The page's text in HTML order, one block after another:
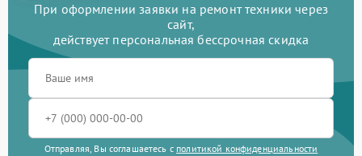
При оформлении заявки на ремонт техники через
сайт,
действует персональная бессрочная скидка
Отправляя, Вы соглашаетесь с политикой конфиденциальности